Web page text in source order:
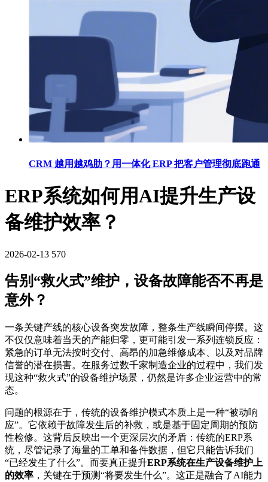
CRM 越用越鸡肋？用一体化 ERP 把客户管理彻底跑通
ERP系统如何用AI提升生产设
备维护效率？
2026-02-13 570
告别“救火式”维护，设备故障能否不再是
意外？
一条关键产线的核心设备突发故障，整条生产线瞬间停摆。这
不仅仅意味着当天的产能归零，更可能引发一系列连锁反应：
紧急的订单无法按时交付、高昂的加急维修成本、以及对品牌
信誉的潜在损害。在服务过数千家制造企业的过程中，我们发
现这种“救火式”的设备维护场景，仍然是许多企业运营中的常
态。
问题的根源在于，传统的设备维护模式本质上是一种“被动响
应”。它依赖于故障发生后的补救，或是基于固定周期的预防
性检修。这背后反映出一个更深层次的矛盾：传统的ERP系
统，尽管记录了海量的工单和备件数据，但它只能告诉我们
“已经发生了什么”。而要真正提升ERP系统在生产设备维护上
的效率 ，关键在于预测“将要发生什么”。这正是融合了AI能力